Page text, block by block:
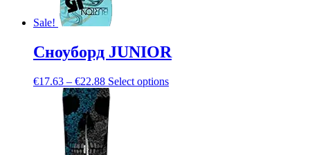
Sale!
Сноуборд JUNIOR
€17.63 – €22.88 Select options